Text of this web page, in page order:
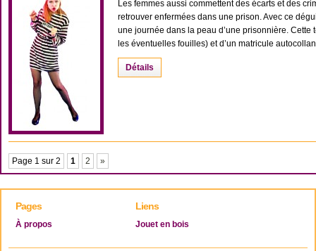
Les femmes aussi commettent des écarts et des
retrouver enfermées dans une prison. Avec ce
une journée dans la peau d’une prisonnière. Cette
les éventuelles fouilles) et d’un matricule
Détails
Page 1 sur 2 1 2 »
Pages
À propos
Liens
Jouet en bois